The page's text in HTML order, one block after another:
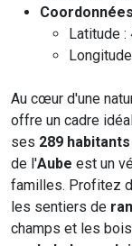
Latitude :
Au cœur d'une
offre un cadre
ses 289 habitants
de l'Aube est un
familles. Profitez
les sentiers de
champs et les